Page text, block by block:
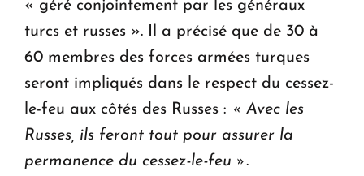
« géré conjointement par les généraux
turcs et russes ». Il a précisé que de 30 à
60 membres des forces armées turques
seront impliqués dans le respect du cessez-
le-feu aux côtés des Russes : « Avec les
Russes, ils feront tout pour assurer la
permanence du cessez-le-feu ».